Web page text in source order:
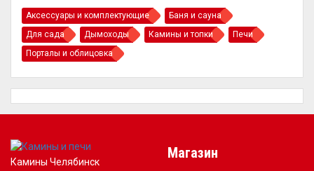
Аксессуары и комплектующие
Баня и сауна
Для сада
Дымоходы Камины и топки
Печи
Порталы и облицовка
Камины Челябинск
Магазин